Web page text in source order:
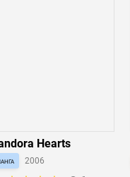
Hearts
2006